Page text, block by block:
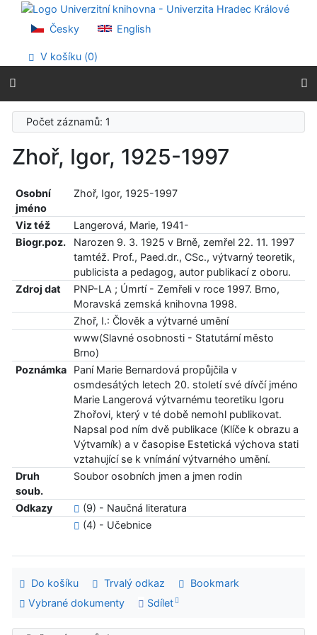
Přejít na obsah
Přejít na menu
Prohlášení o webové přístupnosti
Česky English
V košíku (0)
Počet záznamů: 1
Zhoř, Igor, 1925-1997
Osobní
jméno
Zhoř, Igor, 1925-1997
Viz též
Langerová, Marie, 1941-
Biogr.poz.
Narozen 9. 3. 1925 v Brně, zemřel 22. 11. 1997
tamtéž. Prof., Paed.dr., CSc., výtvarný teoretik,
publicista a pedagog, autor publikací z oboru.
Zdroj dat
PNP-LA ; Úmrtí - Zemřeli v roce 1997. Brno,
Moravská zemská knihovna 1998.
Zhoř, I.: Člověk a výtvarné umění
www(Slavné osobnosti - Statutární město
Brno)
Poznámka
Paní Marie Bernardová propůjčila v
osmdesátých letech 20. století své dívčí jméno
Marie Langerová výtvarnému teoretiku Igoru
Zhořovi, který v té době nemohl publikovat.
Napsal pod ním dvě publikace (Klíče k obrazu a
Výtvarník) a v časopise Estetická výchova stati
vztahující se k vnímání výtvarného umění.
Druh
soub.
Soubor osobních jmen a jmen rodin
Odkazy
(9) - Naučná literatura
(4) - Učebnice
Do košíku Trvalý odkaz
Bookmark
Vybrané dokumenty
Sdílet